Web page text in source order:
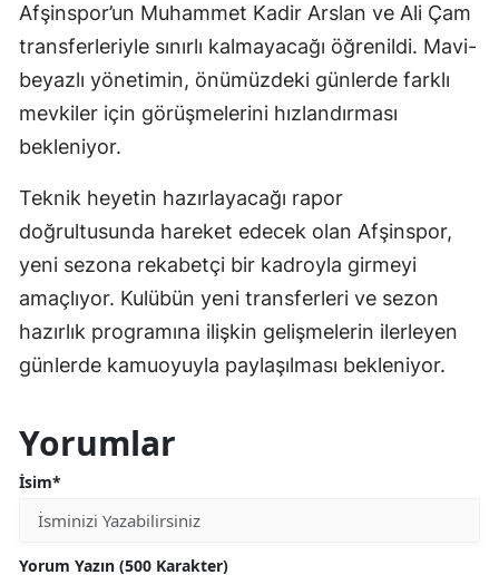
Afşinspor’un Muhammet Kadir Arslan ve Ali Çam
transferleriyle sınırlı kalmayacağı öğrenildi. Mavi-
beyazlı yönetimin, önümüzdeki günlerde farklı
mevkiler için görüşmelerini hızlandırması
bekleniyor.
Teknik heyetin hazırlayacağı rapor
doğrultusunda hareket edecek olan Afşinspor,
yeni sezona rekabetçi bir kadroyla girmeyi
amaçlıyor. Kulübün yeni transferleri ve sezon
hazırlık programına ilişkin gelişmelerin ilerleyen
günlerde kamuoyuyla paylaşılması bekleniyor.
Yorumlar
İsim*
Yorum Yazın (500 Karakter)